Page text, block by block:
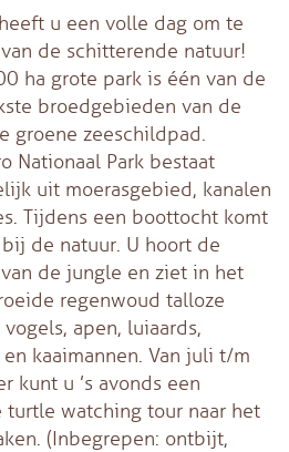
u een volle dag om te
de schitterende natuur!
ha grote park is één van de
broedgebieden van de
groene zeeschildpad.
Nationaal Park bestaat
uit moerasgebied, kanalen
Tijdens een boottocht komt
de natuur. U hoort de
de jungle en ziet in het
regenwoud talloze
apen, luiaards,
kaaimannen. Van juli t/m
kunt u ’s avonds een
turtle watching tour naar het
(Inbegrepen: ontbijt,